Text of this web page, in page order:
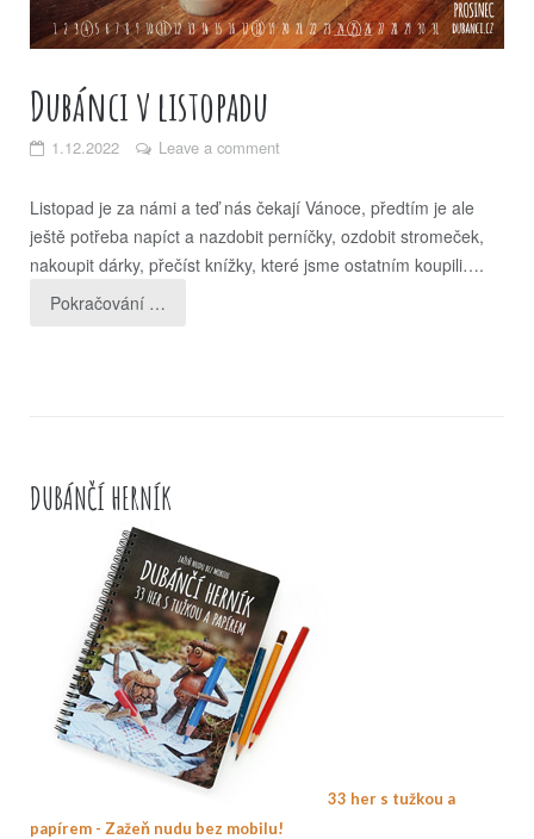
Dubánci v listopadu
1.12.2022 Leave a comment
Listopad je za námi a teď nás čekají Vánoce, předtím je ale
ještě potřeba napíct a nazdobit perníčky, ozdobit stromeček,
nakoupit dárky, přečíst knížky, které jsme ostatním koupili….
Pokračování …
DUBÁNČÍ HERNÍK
33 her s tužkou a
papírem - Zažeň nudu bez mobilu!